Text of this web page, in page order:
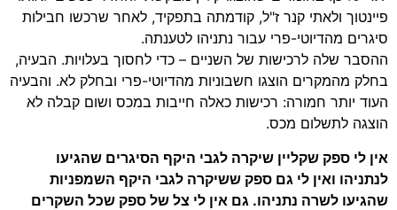
פיינטוך ולאתי קנר ז"ל, קודמתה בתפקיד, לאחר שרכשו חבילות
סיגרים מהדיוטי-פרי עבור נתניהו לטענתה.
ההסבר שלה לרכישות של השניים – כדי לחסוך בעלויות. הבעיה,
בחלק מהמקרים הוצגו חשבוניות מהדיוטי-פרי ובחלק לא. והבעיה
העוד יותר חמורה: רכישות כאלה חייבות במכס ושום קבלה לא
הוצגה לתשלום מכס.
אין לי ספק שקליין שיקרה לגבי היקף הסיגרים שהגיעו
לנתניהו ואין לי גם ספק ששיקרה לגבי היקף השמפניות
שהגיעו לשרה נתניהו. גם אין לי צל של ספק שכל השקרים